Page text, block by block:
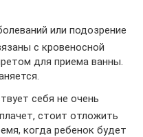
или подозрение
с кровеносной
для приема ванны.
себя не очень
стоит отложить
когда ребенок будет